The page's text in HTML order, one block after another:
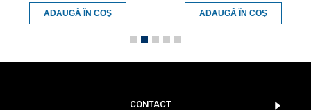
ADAUGĂ ÎN COŞ ADAUGĂ ÎN COŞ
CONTACT